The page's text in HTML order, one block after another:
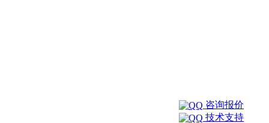
咨询报价
技术支持